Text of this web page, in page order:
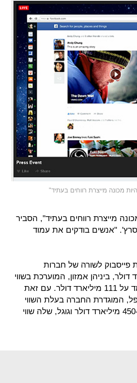
מכונה מייצרת רווחים בעתיד"
מייצרת רווחים בעתיד", הסביר
"אנשים בודקים את עמוד
דולר מצטרפת פייסבוק לשורה של חברות
שווי של למעלה מ-100 מיליארד דולר, ביניהן אמזון, המוערכת בשווי
130 מיליארד דולר ואינטל, ששווי השוק שלה עומד על 111 מיליארד דולר. עם זאת
המוגדרת החברה בעלת השווי
הגבוה ביותר בארה"ב, בזכות שווי של למעלה מ-450 מיליארד דולר וגוגל, שלה שווי